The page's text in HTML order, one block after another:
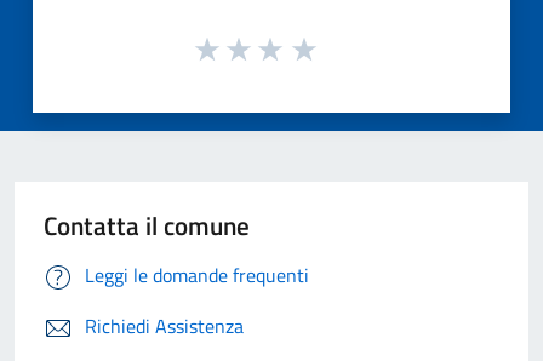
Contatta il comune
Leggi le domande frequenti
Richiedi Assistenza